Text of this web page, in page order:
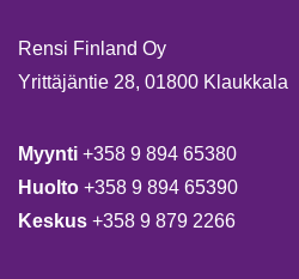
Rensi Finland Oy
Yrittäjäntie 28, 01800 Klaukkala
Myynti +358 9 894 65380
Huolto +358 9 894 65390
Keskus +358 9 879 2266